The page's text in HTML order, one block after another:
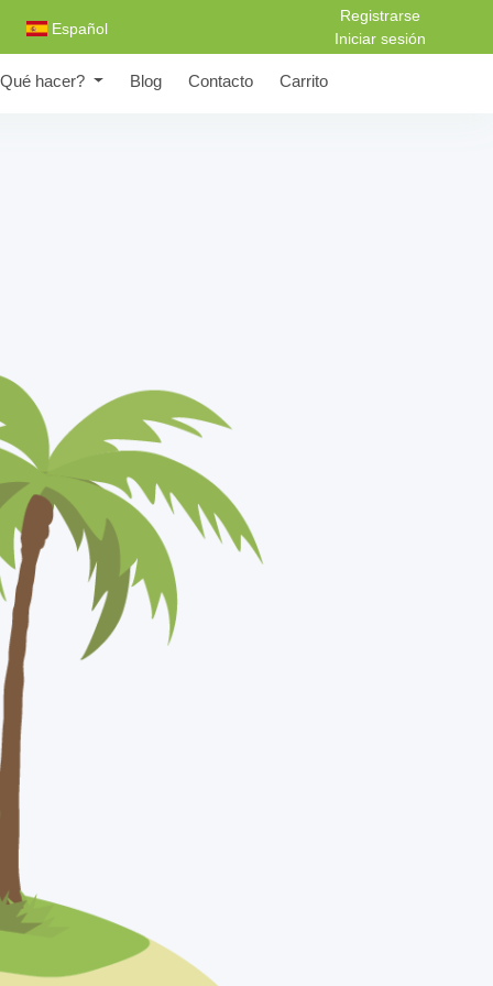
Español
Registrarse
Iniciar sesión
hacer? Blog Contacto Carrito